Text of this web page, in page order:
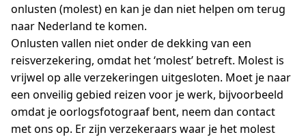
onlusten (molest) en kan je dan niet helpen om terug
naar Nederland te komen.
Onlusten vallen niet onder de dekking van een
reisverzekering, omdat het ‘molest’ betreft. Molest is
vrijwel op alle verzekeringen uitgesloten. Moet je naar
een onveilig gebied reizen voor je werk, bijvoorbeeld
omdat je oorlogsfotograaf bent, neem dan contact
met ons op. Er zijn verzekeraars waar je het molest